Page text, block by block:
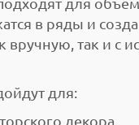
в ряды и
вручную, так и с
для:
декора.